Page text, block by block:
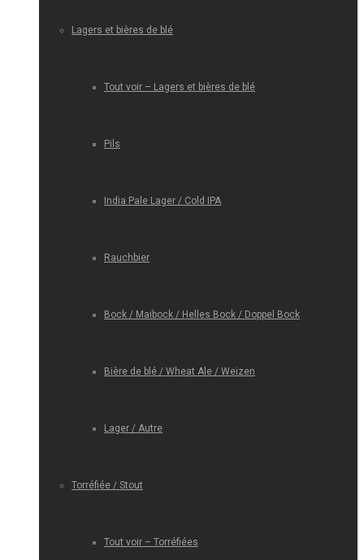
Lagers et bières de blé
Tout voir – Lagers et bières de blé
Pils
India Pale Lager / Cold IPA
Rauchbier
Bock / Maibock / Helles Bock / Doppel Bock
Bière de blé / Wheat Ale / Weizen
Lager / Autre
Torréfiée / Stout
Tout voir – Torréfiées